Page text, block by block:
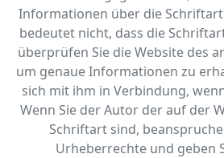
Informationen über die
bedeutet nicht, dass die
überprüfen Sie die Website des
um genaue Informationen zu
sich mit ihm in Verbindung,
Wenn Sie der Autor der auf der
Schriftart sind,
Urheberrechte und geben